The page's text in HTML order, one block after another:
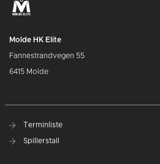
Molde HK Elite
Fannestrandvegen 55
6415 Molde
Terminliste
Spillerstall